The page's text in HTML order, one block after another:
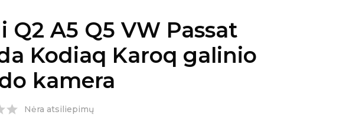
Q2 A5 Q5 VW Passat
Kodiaq Karoq galinio
kamera
Nėra atsiliepimų